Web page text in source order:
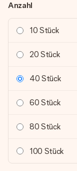
Anzahl
10 Stück
20 Stück
40 Stück
60 Stück
80 Stück
100 Stück